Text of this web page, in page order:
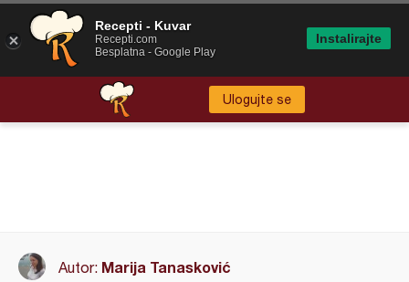
Ulogujte se
Autor: Marija Tanasković
Recepti - Kuvar
Recepti.com
Besplatna - Google Play
Instalirajte